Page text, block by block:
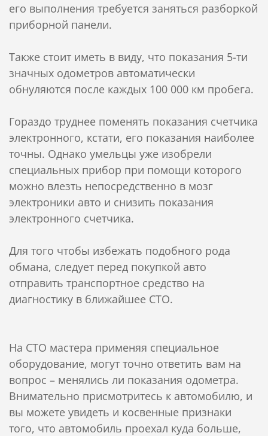
его выполнения требуется заняться разборкой
приборной панели.
Также стоит иметь в виду, что показания 5-ти
значных одометров автоматически
обнуляются после каждых 100 000 км пробега.
Гораздо труднее поменять показания счетчика
электронного, кстати, его показания наиболее
точны. Однако умельцы уже изобрели
специальных прибор при помощи которого
можно влезть непосредственно в мозг
электроники авто и снизить показания
электронного счетчика.
Для того чтобы избежать подобного рода
обмана, следует перед покупкой авто
отправить транспортное средство на
диагностику в ближайшее СТО.
На СТО мастера применяя специальное
оборудование, могут точно ответить вам на
вопрос – менялись ли показания одометра.
Внимательно присмотритесь к автомобилю, и
вы можете увидеть и косвенные признаки
того, что автомобиль проехал куда больше,